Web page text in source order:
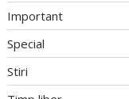
Important
Special
Stiri